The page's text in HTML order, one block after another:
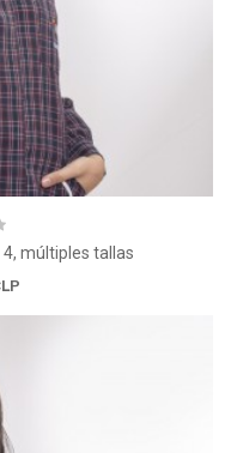
múltiples tallas